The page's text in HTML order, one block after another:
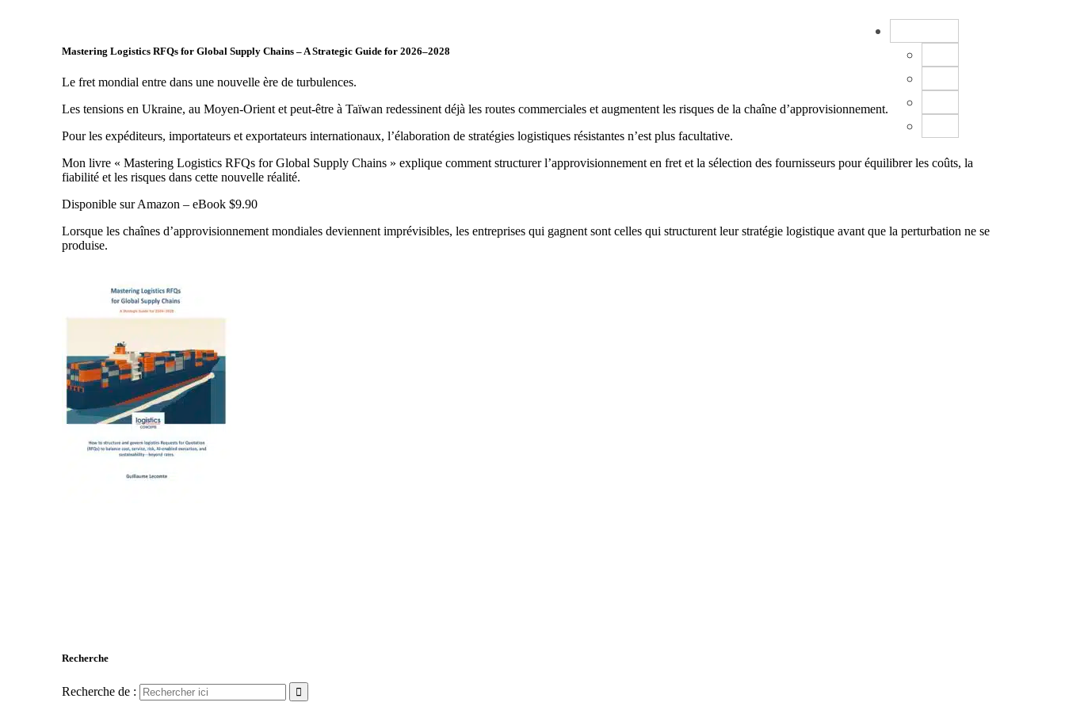
Mastering Logistics RFQs for Global Supply Chains – A Strategic Guide for 2026–2028
Le fret mondial entre dans une nouvelle ère de turbulences.
Les tensions en Ukraine, au Moyen-Orient et peut-être à Taïwan redessinent déjà les routes commerciales et augmentent les risques de la chaîne d’approvisionnement.
Pour les expéditeurs, importateurs et exportateurs internationaux, l’élaboration de stratégies logistiques résistantes n’est plus facultative.
Mon livre « Mastering Logistics RFQs for Global Supply Chains » explique comment structurer l’approvisionnement en fret et la sélection des fournisseurs pour équilibrer les coûts, la
fiabilité et les risques dans cette nouvelle réalité.
Disponible sur Amazon – eBook $9.90
Lorsque les chaînes d’approvisionnement mondiales deviennent imprévisibles, les entreprises qui gagnent sont celles qui structurent leur stratégie logistique avant que la perturbation ne se
produise.
Recherche
Recherche de :